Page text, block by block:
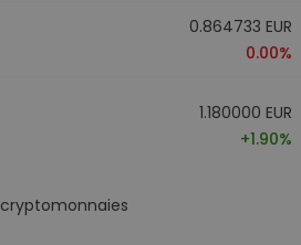
0.864733 EUR
0.00%
1.180000 EUR
+1.90%
cryptomonnaies